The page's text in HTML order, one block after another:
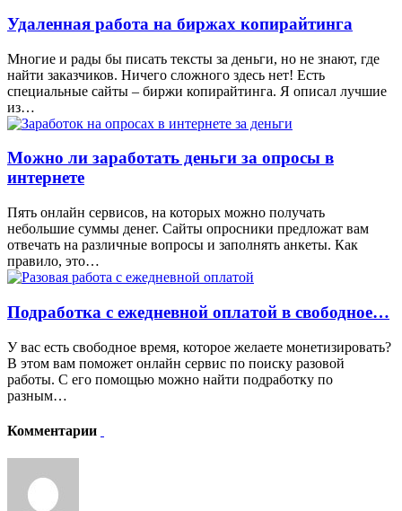
Удаленная работа на биржах копирайтинга
Многие и рады бы писать тексты за деньги, но не знают, где
найти заказчиков. Ничего сложного здесь нет! Есть
специальные сайты – биржи копирайтинга. Я описал лучшие
из…
Можно ли заработать деньги за опросы в
интернете
Пять онлайн сервисов, на которых можно получать
небольшие суммы денег. Сайты опросники предложат вам
отвечать на различные вопросы и заполнять анкеты. Как
правило, это…
Подработка с ежедневной оплатой в свободное…
У вас есть свободное время, которое желаете монетизировать?
В этом вам поможет онлайн сервис по поиску разовой
работы. С его помощью можно найти подработку по
разным…
Комментарии